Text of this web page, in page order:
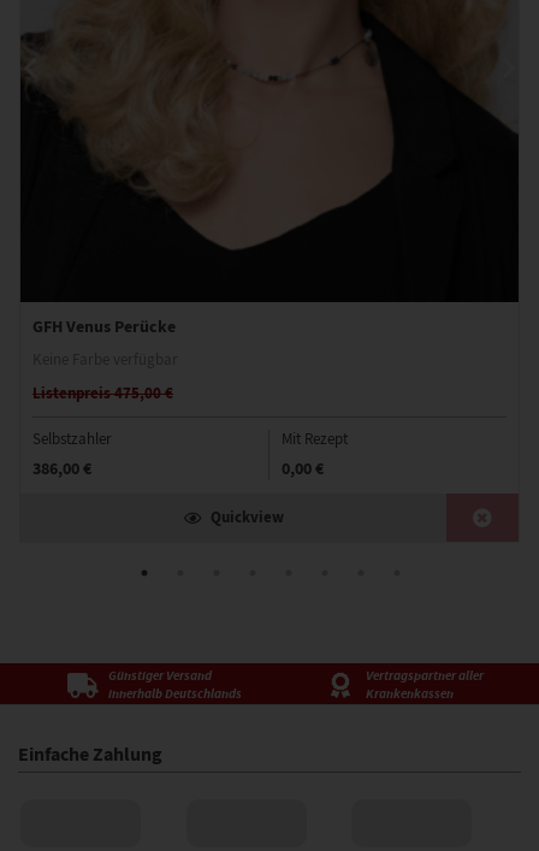
GFH Venus Perücke
Listenpreis 475,00 €
Selbstzahler
386,00 €
Mit Rezept
0,00 €
Quickview
Günstiger Versand
innerhalb Deutschlands
Vertragspartner aller
Krankenkassen
Einfache Zahlung